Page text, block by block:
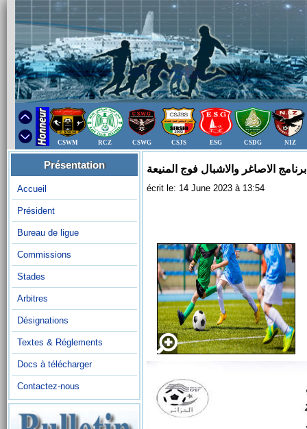
CSWM RCZ CSWG CSJS ESG CSDG NIZ
Présentation
Accueil
Président
Bureau de ligue
Commissions
Stades
Arbitres
Désignations
Textes & Réglements
Docs à télécharger
Contactez-nous
écrit le: 14 June 2023 à 13:54